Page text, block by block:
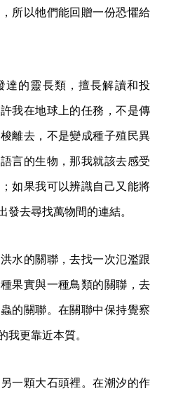
所以牠們能回贈一份恐懼給
達的靈長類，擅長解讀和投
我在地球上的任務，不是傳
離去，不是變成種子殖民異
言的生物，那我就該去感受
如果我可以辨識自己又能將
發去尋找萬物間的連結。
水的關聯，去找一次氾濫跟
果實與一種鳥類的關聯，去
的關聯。在關聯中保持覺察
我更靠近本質。
一顆大石頭裡。在潮汐的作